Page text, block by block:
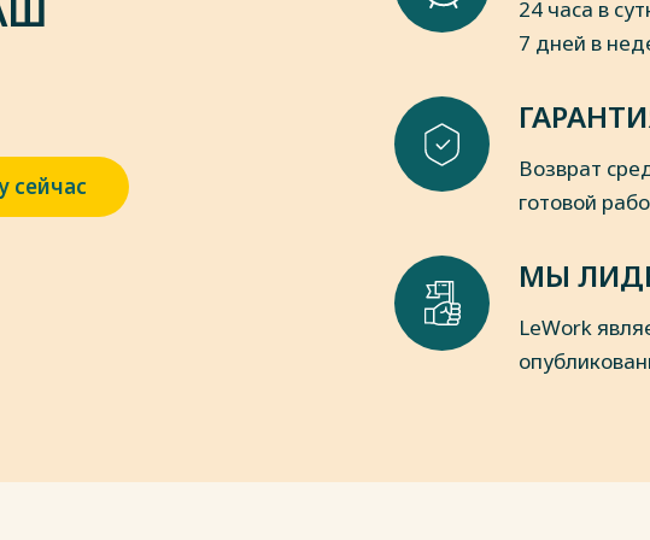
А. Зайцева // В сборнике: Без границ:
Калининградской области на
рынках. материалы научно-
рекреации, туризма и физической
федеральный университет им. И. Канта. –
опыт формирования стратегии и
развития инновационной экономики
статей по итогам IV Всероссийской научно-
Калининград, 28 апреля 2022 года.
ответственностью "Русайнс", 2022. – С.
научно-практической
сейчас
24 часа в
7 дней в
Возврат
готовой
МЫ
LeWork